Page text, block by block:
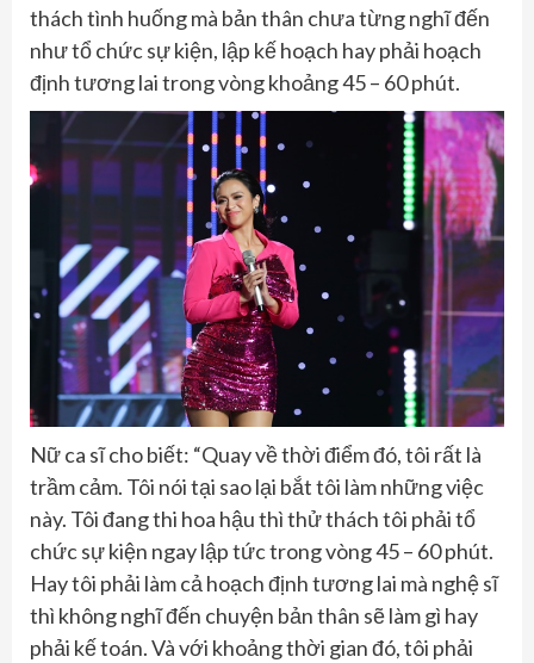
thách tình huống mà bản thân chưa từng nghĩ đến
như tổ chức sự kiện, lập kế hoạch hay phải hoạch
định tương lai trong vòng khoảng 45 – 60 phút.
Nữ ca sĩ cho biết: “Quay về thời điểm đó, tôi rất là
trầm cảm. Tôi nói tại sao lại bắt tôi làm những việc
này. Tôi đang thi hoa hậu thì thử thách tôi phải tổ
chức sự kiện ngay lập tức trong vòng 45 – 60 phút.
Hay tôi phải làm cả hoạch định tương lai mà nghệ sĩ
thì không nghĩ đến chuyện bản thân sẽ làm gì hay
phải kế toán. Và với khoảng thời gian đó, tôi phải